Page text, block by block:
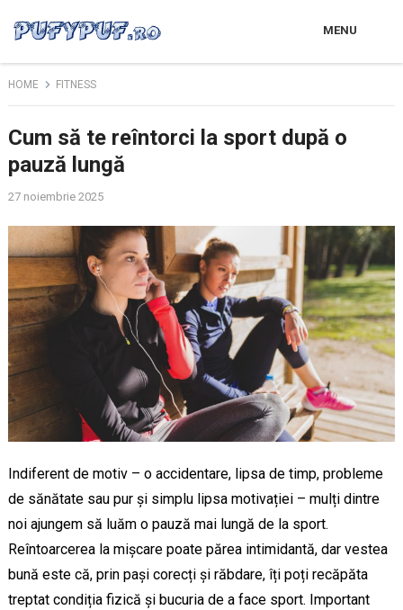
MENU
HOME FITNESS
Cum să te reîntorci la sport după o
pauză lungă
27 noiembrie 2025
Indiferent de motiv – o accidentare, lipsa de timp, probleme
de sănătate sau pur și simplu lipsa motivației – mulți dintre
noi ajungem să luăm o pauză mai lungă de la sport.
Reîntoarcerea la mișcare poate părea intimidantă, dar vestea
bună este că, prin pași corecți și răbdare, îți poți recăpăta
treptat condiția fizică și bucuria de a face sport. Important